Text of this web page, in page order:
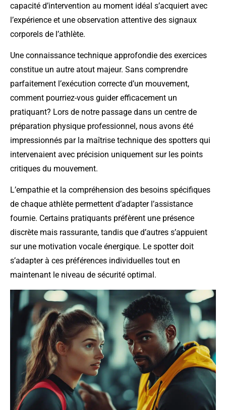
capacité d’intervention au moment idéal s’acquiert avec
l’expérience et une observation attentive des signaux
corporels de l’athlète.
Une connaissance technique approfondie des exercices
constitue un autre atout majeur. Sans comprendre
parfaitement l’exécution correcte d’un mouvement,
comment pourriez-vous guider efficacement un
pratiquant? Lors de notre passage dans un centre de
préparation physique professionnel, nous avons été
impressionnés par la maîtrise technique des spotters qui
intervenaient avec précision uniquement sur les points
critiques du mouvement.
L’empathie et la compréhension des besoins spécifiques
de chaque athlète permettent d’adapter l’assistance
fournie. Certains pratiquants préfèrent une présence
discrète mais rassurante, tandis que d’autres s’appuient
sur une motivation vocale énergique. Le spotter doit
s’adapter à ces préférences individuelles tout en
maintenant le niveau de sécurité optimal.